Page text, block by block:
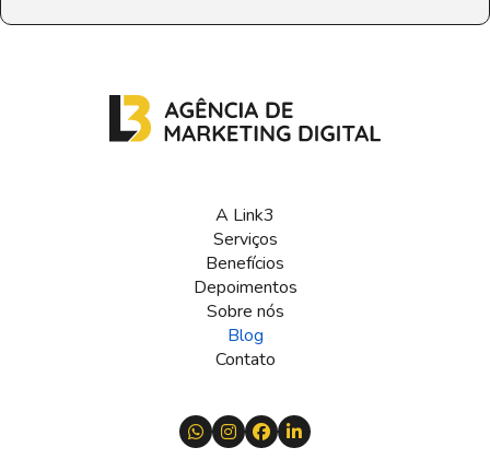
A Link3
Serviços
Benefícios
Depoimentos
Sobre nós
Blog
Contato